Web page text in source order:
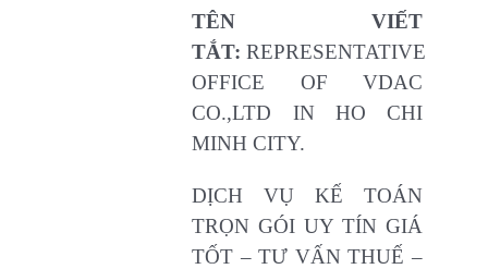
TÊN VIẾT
TẮT: REPRESENTATIVE
OFFICE OF VDAC
CO.,LTD IN HO CHI
MINH CITY.
DỊCH VỤ KẾ TOÁN
TRỌN GÓI UY TÍN GIÁ
TỐT – TƯ VẤN THUẾ –